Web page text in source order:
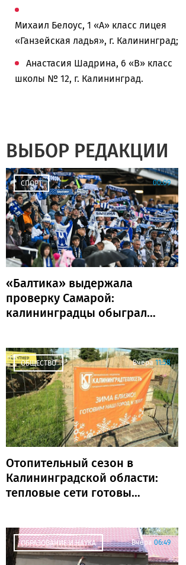
Михаил Белоус, 1 «А» класс лицея
«Ганзейская ладья», г. Калининград;
Анастасия Шадрина, 6 «В» класс
школы № 12, г. Калининград.
ВЫБОР РЕДАКЦИИ
СПОРТ 00:09
«Балтика» выдержала
проверку Самарой:
калининградцы обыграли
ОБЩЕСТВО Вчера 11:58
Отопительный сезон в
Калининградской области:
тепловые сети готовы
ОБРАЗОВАНИЕ И НАУКА Вчера 06:49